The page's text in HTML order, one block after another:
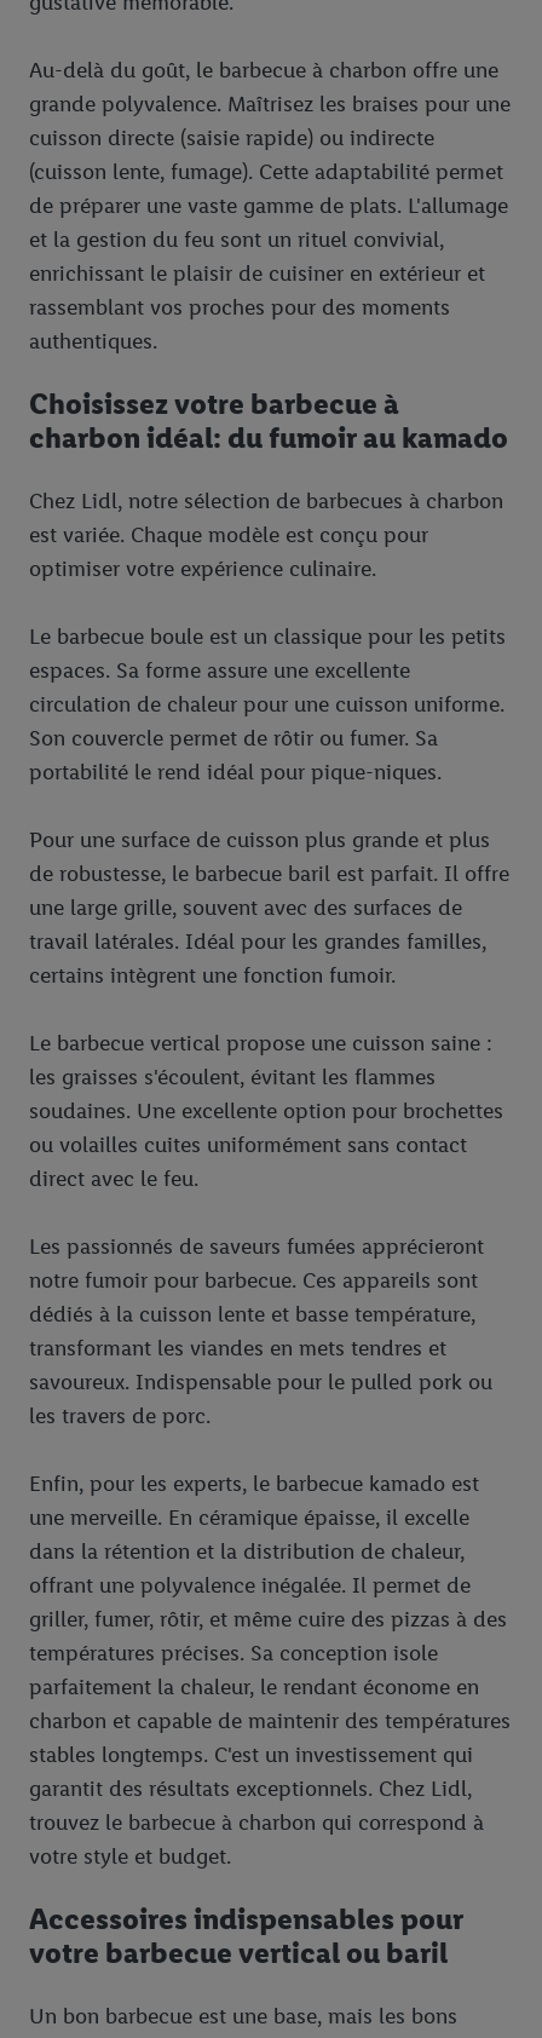
Au-delà du goût, le barbecue à charbon offre une
grande polyvalence. Maîtrisez les braises pour une
cuisson directe (saisie rapide) ou indirecte
(cuisson lente, fumage). Cette adaptabilité permet
de préparer une vaste gamme de plats. L'allumage
et la gestion du feu sont un rituel convivial,
enrichissant le plaisir de cuisiner en extérieur et
rassemblant vos proches pour des moments
authentiques.
Choisissez votre barbecue à
charbon idéal: du fumoir au kamado
Chez Lidl, notre sélection de barbecues à charbon
est variée. Chaque modèle est conçu pour
optimiser votre expérience culinaire.
Le barbecue boule est un classique pour les petits
espaces. Sa forme assure une excellente
circulation de chaleur pour une cuisson uniforme.
Son couvercle permet de rôtir ou fumer. Sa
portabilité le rend idéal pour pique-niques.
Pour une surface de cuisson plus grande et plus
de robustesse, le barbecue baril est parfait. Il offre
une large grille, souvent avec des surfaces de
travail latérales. Idéal pour les grandes familles,
certains intègrent une fonction fumoir.
Le barbecue vertical propose une cuisson saine :
les graisses s'écoulent, évitant les flammes
soudaines. Une excellente option pour brochettes
ou volailles cuites uniformément sans contact
direct avec le feu.
Les passionnés de saveurs fumées apprécieront
notre fumoir pour barbecue. Ces appareils sont
dédiés à la cuisson lente et basse température,
transformant les viandes en mets tendres et
savoureux. Indispensable pour le pulled pork ou
les travers de porc.
Enfin, pour les experts, le barbecue kamado est
une merveille. En céramique épaisse, il excelle
dans la rétention et la distribution de chaleur,
offrant une polyvalence inégalée. Il permet de
griller, fumer, rôtir, et même cuire des pizzas à des
températures précises. Sa conception isole
parfaitement la chaleur, le rendant économe en
charbon et capable de maintenir des températures
stables longtemps. C'est un investissement qui
garantit des résultats exceptionnels. Chez Lidl,
trouvez le barbecue à charbon qui correspond à
votre style et budget.
Accessoires indispensables pour
votre barbecue vertical ou baril
Un bon barbecue est une base, mais les bons
avez montré de l’intérêt (par exemple en plaçant le produit dans
également être affichées sur plusieurs apppareils et plusieurs
services de Lidl si plusieurs terminaux ou plusieurs services de
Lidl peuvent vous être attribués en utilisant votre adresse e-
mail hachée et, le cas échéant, d’autres identifiants/identifiants
dont dispose Criteo S.A.
Sous « Personnaliser », vous pouvez autoriser des finalités
individuelles et trouver de plus amples informations sur le
traitement des données.
En cliquant sur « Refuser », vous pouvez autoriser uniquement
l’utilisation des technologies nécessaires. En cliquant sur «
Accepter », vous autorisez tous les traitements pour toutes les
finalités susmentionnées. Vous trouverez de plus amples
informations sur la durée de conservation des données et votre
droit de révoquer votre consentement à tout moment avec effet
données.Vous trouverez les impressions ici.